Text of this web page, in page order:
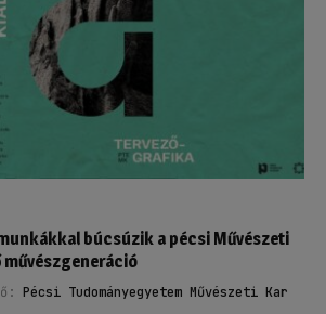
búcsúzik a pécsi Művészeti
Pécsi Tudományegyetem Művészeti Kar